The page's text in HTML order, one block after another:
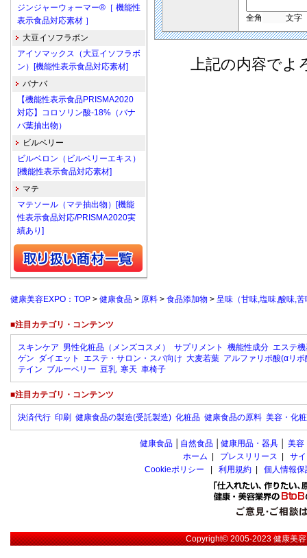
全角 文字
上記の内容でよ
ジンジャーウォーマー®［ 機能性
表示食品対応素材 ］
大豆イソフラボン
アイソマックス（大豆イソフラボ
ン）[機能性表示食品対応素材]
バナバ
【機能性表示食品PRISMA2020
対応】コロソリン酸-18%（バナ
バ葉抽出物）
ビルベリー
ビルベロン（ビルベリーエキス）
[機能性表示食品対応素材]
マテ
マテソール（マテ抽出物）[機能
性表示食品対応/PRISMA2020実
績あり]
健康美容EXPO：TOP > 健康食品 > 原料 > 食品添加物 > 呈味（甘味,塩味,酸味,
■注目カテゴリ・コンテンツ
スキンケア 男性化粧品（メンズコスメ） サプリメント 機能性成分 エステ
ゲン ダイエット エステ・サロン・スパ向け 大麦若葉 アルファリポ酸(αリポ
テイン ブルーベリー 豆乳 寒天 車椅子
■注目カテゴリ・コンテンツ
決済代行 印刷 健康食品の製造(受託製造) 化粧品 健康食品の原料 美容・化
健康食品 自然食品 健康用品・器具 美容
ホーム
プレスリリース
サ
Cookieポリシー
利用規約 個人情報
Copyright© 2005-2023健康美